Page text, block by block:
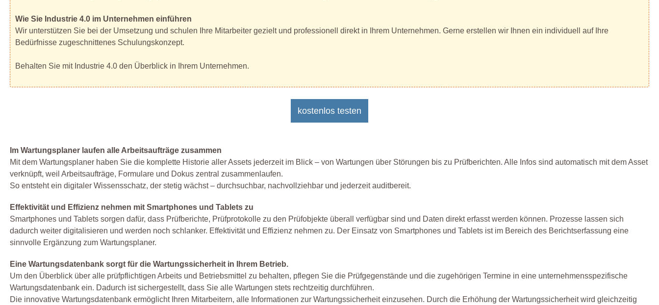
Wie Sie Industrie 4.0 im Unternehmen einführen
Wir unterstützen Sie bei der Umsetzung und schulen Ihre Mitarbeiter gezielt und professionell direkt in Ihrem Unternehmen. Gerne erstellen wir Ihnen ein individuell auf Ihre
Bedürfnisse zugeschnittenes Schulungskonzept.
Behalten Sie mit Industrie 4.0 den Überblick in Ihrem Unternehmen.
kostenlos testen
Im Wartungsplaner laufen alle Arbeitsaufträge zusammen
Mit dem Wartungsplaner haben Sie die komplette Historie aller Assets jederzeit im Blick – von Wartungen über Störungen bis zu Prüfberichten. Alle Infos sind automatisch mit dem Asset
verknüpft, weil Arbeitsaufträge, Formulare und Dokus zentral zusammenlaufen.
So entsteht ein digitaler Wissensschatz, der stetig wächst – durchsuchbar, nachvollziehbar und jederzeit auditbereit.
Effektivität und Effizienz nehmen mit Smartphones und Tablets zu
Smartphones und Tablets sorgen dafür, dass Prüfberichte, Prüfprotokolle zu den Prüfobjekte überall verfügbar sind und Daten direkt erfasst werden können. Prozesse lassen sich
dadurch weiter digitalisieren und werden noch schlanker. Effektivität und Effizienz nehmen zu. Der Einsatz von Smartphones und Tablets ist im Bereich des Berichtserfassung eine
sinnvolle Ergänzung zum Wartungsplaner.
Eine Wartungsdatenbank sorgt für die Wartungssicherheit in Ihrem Betrieb.
Um den Überblick über alle prüfpflichtigen Arbeits und Betriebsmittel zu behalten, pflegen Sie die Prüfgegenstände und die zugehörigen Termine in eine unternehmensspezifische
Wartungsdatenbank ein. Dadurch ist sichergestellt, dass Sie alle Wartungen stets rechtzeitig durchführen.
Die innovative Wartungsdatenbank ermöglicht Ihren Mitarbeitern, alle Informationen zur Wartungssicherheit einzusehen. Durch die Erhöhung der Wartungssicherheit wird gleichzeitig